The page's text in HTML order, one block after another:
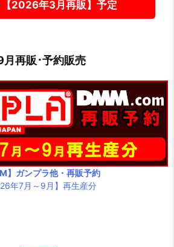
【2026年3月再販】予定
月再販･予約販売
】ガンプラ他・再販予約
年7月～9月】再生産分